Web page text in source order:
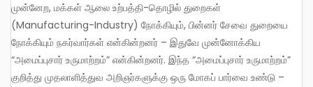
முன்னேற, மக்கள் ஆலை உற்பத்தி-தொழில் துறைகள்
(Manufacturing-Industry) நோக்கியும், பின்னர் சேவை துறையை
நோக்கியும் நகர்வார்கள் என்கின்றனர் – இதுவே முன்னோக்கிய
“அமைப்புசார் உருமாற்றம்” என்கின்றனர். இந்த “அமைப்புசார் உருமாற்றம்”
குறித்து முதலாளித்துவ அறிஞர்களுக்கு ஒரு மோகப் பார்வை உண்டு –